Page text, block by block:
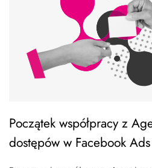
Początek współpracy z
dostępów w Facebook Ads